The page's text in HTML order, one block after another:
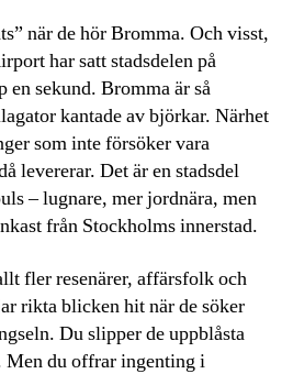
när de hör Bromma. Och visst,
har satt stadsdelen på
en sekund. Bromma är så
kantade av björkar. Närhet
som inte försöker vara
levererar. Det är en stadsdel
– lugnare, mer jordnära, men
från Stockholms innerstad.
fler resenärer, affärsfolk och
rikta blicken hit när de söker
Du slipper de uppblåsta
Men du offrar ingenting i